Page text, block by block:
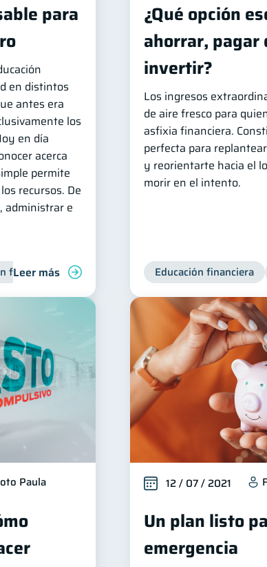
para
en distintos
antes era
los
en día
acerca
permite
recursos. De
administrar e
financiera Finanzas para jóvenes Manejo de
Leer más
¿Qué opción
ahorrar, pagar
invertir?
Los ingresos
de aire fresco para
asfixia financiera.
perfecta para
y reorientarte hacia el
morir en el intento.
Educación financiera
Paula 12 / 07 / 2021
Un plan listo
emergencia